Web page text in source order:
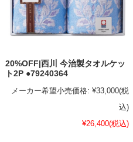
20%OFF|西川 今治製タオルケッ
ト2P ●79240364
メーカー希望小売価格: ¥33,000(税
込)
¥26,400(税込)